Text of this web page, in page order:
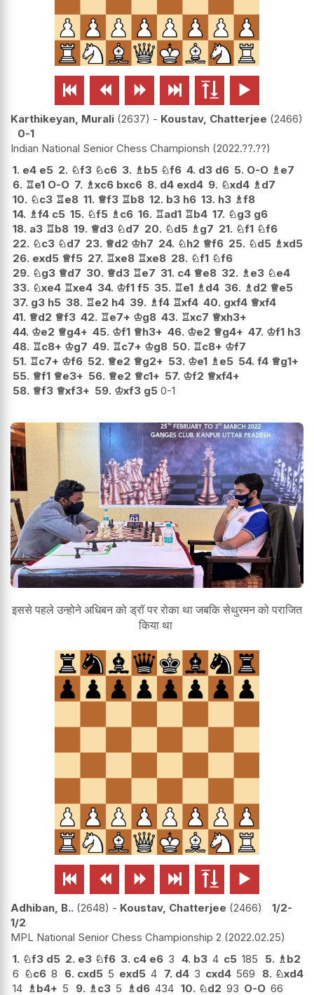
     
Karthikeyan, Murali 2637 - Koustav, Chatterjee 2466
0-1
Indian National Senior Chess Championsh 2022.??.??
1. e4 e5 2. ♘f3 ♘c6 3. ♗b5 ♘f6 4. d3 d6 5. O-O ♗e7
6. ♖e1 O-O 7. ♗xc6 bxc6 8. d4 exd4 9. ♘xd4 ♗d7
10. ♘c3 ♖e8 11. ♕f3 ♖b8 12. b3 h6 13. h3 ♗f8
14. ♗f4 c5 15. ♘f5 ♗c6 16. ♖ad1 ♖b4 17. ♘g3 g6
18. a3 ♖b8 19. ♕d3 ♘d7 20. ♘d5 ♗g7 21. ♘f1 ♘f6
22. ♘c3 ♘d7 23. ♕d2 ♔h7 24. ♘h2 ♕f6 25. ♘d5 ♗xd5
26. exd5 ♕f5 27. ♖xe8 ♖xe8 28. ♘f1 ♘f6
29. ♘g3 ♕d7 30. ♕d3 ♖e7 31. c4 ♕e8 32. ♗e3 ♘e4
33. ♘xe4 ♖xe4 34. ♔f1 f5 35. ♖e1 ♗d4 36. ♗d2 ♕e5
37. g3 h5 38. ♖e2 h4 39. ♗f4 ♖xf4 40. gxf4 ♕xf4
41. ♕d2 ♕f3 42. ♖e7+ ♔g8 43. ♖xc7 ♕xh3+
44. ♔e2 ♕g4+ 45. ♔f1 ♕h3+ 46. ♔e2 ♕g4+ 47. ♔f1 h3
48. ♖c8+ ♔g7 49. ♖c7+ ♔g8 50. ♖c8+ ♔f7
51. ♖c7+ ♔f6 52. ♕e2 ♕g2+ 53. ♔e1 ♗e5 54. f4 ♕g1+
55. ♕f1 ♕e3+ 56. ♕e2 ♕c1+ 57. ♔f2 ♕xf4+
58. ♕f3 ♕xf3+ 59. ♔xf3 g5 0-1
इससे पहले उन्होने अधिबन को ड्रॉ पर रोका था जबकि सेथुरमन को पराजित
किया था
     
Adhiban, B.. 2648 - Koustav, Chatterjee 2466
1/2-
1/2
MPL National Senior Chess Championship 2 2022.02.25
1. ♘f3 d5 2. e3 ♘f6 3. c4 e6 3 4. b3 4 c5 185 5. ♗b2
6 ♘c6 8 6. cxd5 5 exd5 4 7. d4 3 cxd4 569 8. ♘xd4
14 ♗b4+ 5 9. ♗c3 5 ♗d6 434 10. ♘d2 93 O-O 66